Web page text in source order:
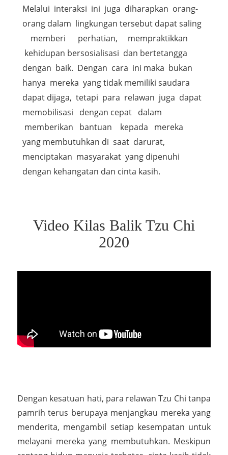
Melalui interaksi ini juga diharapkan orang-
orang dalam lingkungan tersebut dapat saling
memberi perhatian, mempraktikkan
kehidupan bersosialisasi dan bertetangga
dengan baik. Dengan cara ini maka bukan
hanya mereka yang tidak memiliki saudara
dapat dijaga, tetapi para relawan juga dapat
memobilisasi dengan cepat dalam
memberikan bantuan kepada mereka
yang membutuhkan di saat darurat,
menciptakan masyarakat yang dipenuhi
dengan kehangatan dan cinta kasih.
Video Kilas Balik Tzu Chi
2020
Dengan kesatuan hati, para relawan Tzu Chi tanpa
pamrih terus berupaya menjangkau mereka yang
menderita, mengambil setiap kesempatan untuk
melayani mereka yang membutuhkan. Meskipun